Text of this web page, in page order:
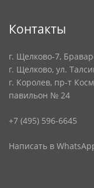
Контакты
г. Щелково-7,
г. Щелково, ул.
г. Королев, пр-т
павильон № 24
+7 (495) 596-6645
Написать в